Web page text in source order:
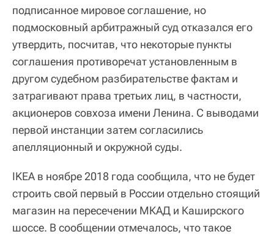
подписанное мировое соглашение, но
подмосковный арбитражный суд отказался его
утвердить, посчитав, что некоторые пункты
соглашения противоречат установленным в
другом судебном разбирательстве фактам и
затрагивают права третьих лиц, в частности,
акционеров совхоза имени Ленина. С выводами
первой инстанции затем согласились
апелляционный и окружной суды.
IKEA в ноябре 2018 года сообщила, что не будет
строить свой первый в России отдельно стоящий
магазин на пересечении МКАД и Каширского
шоссе. В сообщении отмечалось, что такое